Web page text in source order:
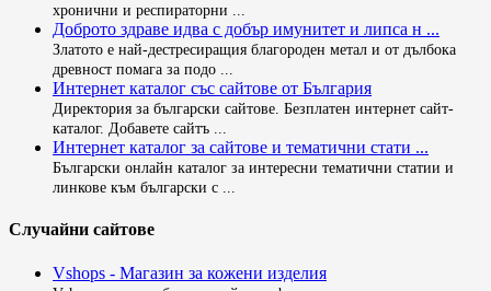
хронични и респираторни ...
Доброто здраве идва с добър имунитет и липса н ...
Златото е най-дестресиращия благороден метал и от дълбока
древност помага за подо ...
Интернет каталог със сайтове от България
Директория за български сайтове. Безплатен интернет сайт-
каталог. Добавете сайтъ ...
Интернет каталог за сайтове и тематични стати ...
Български онлайн каталог за интересни тематични статии и
линкове към български с ...
Случайни сайтове
Vshops - Магазин за кожени изделия